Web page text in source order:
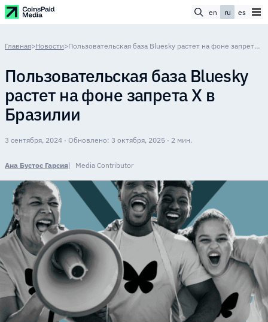
en ru es
Главная>Новости> Пользовательская база Bluesky растет на фоне запрета X в Бразилии
Пользовательская база Bluesky
растет на фоне запрета X в
Бразилии
3 сентября, 2024 · Обновлено: 3 октября, 2025 · 2 мин.
Ана Бустос Гарсия Media Contributor